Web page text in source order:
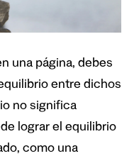
una página, debes
entre dichos
no significa
lograr el equilibrio
como una